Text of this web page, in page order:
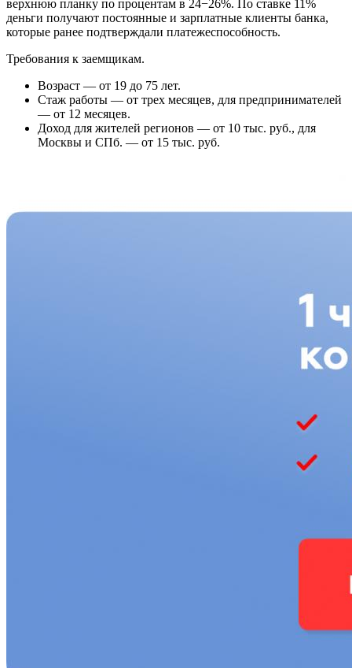
верхнюю планку по процентам в 24−26%. По ставке 11%
деньги получают постоянные и зарплатные клиенты банка,
которые ранее подтверждали платежеспособность.
Требования к заемщикам.
Возраст — от 19 до 75 лет.
Стаж работы — от трех месяцев, для предпринимателей
— от 12 месяцев.
Доход для жителей регионов — от 10 тыс. руб., для
Москвы и СПб. — от 15 тыс. руб.